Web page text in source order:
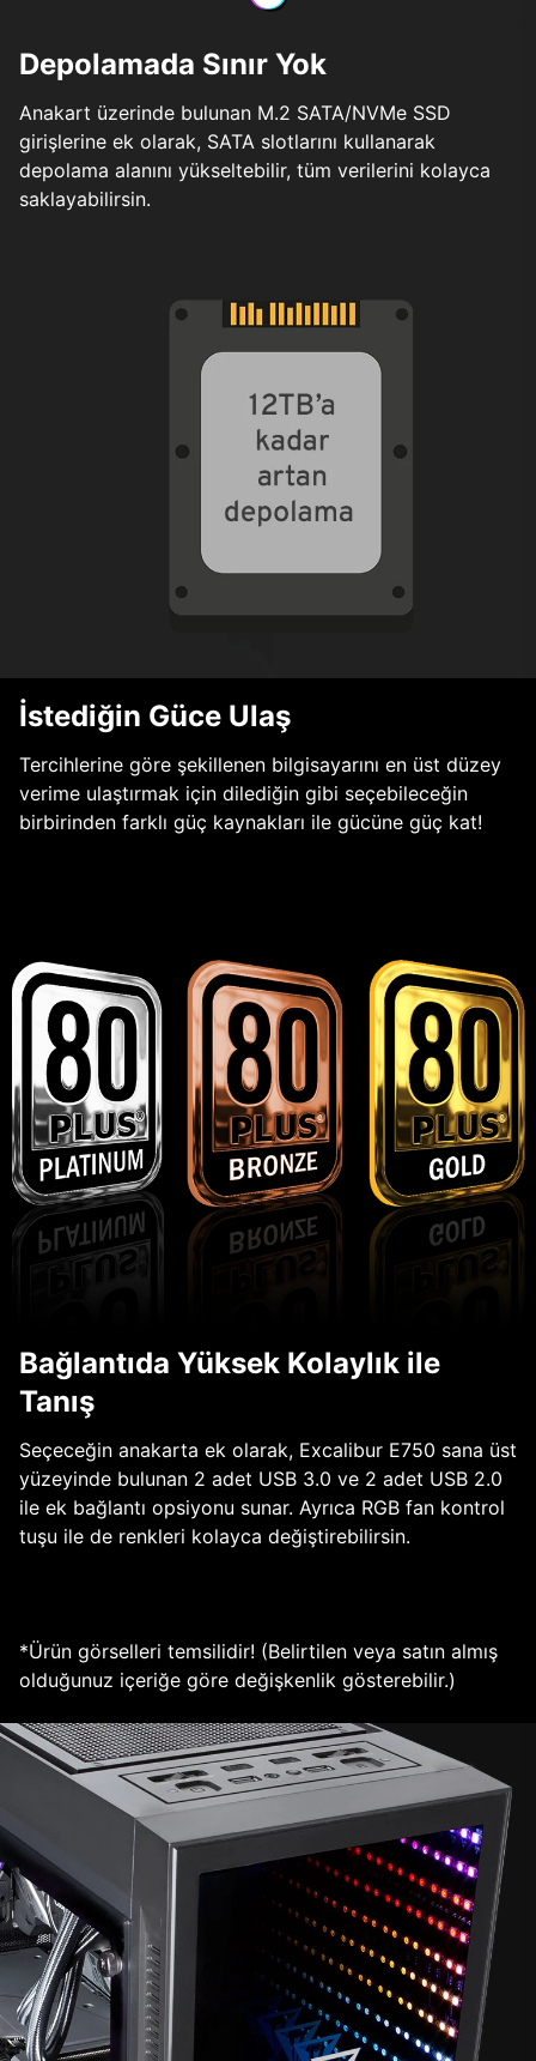
Depolamada Sınır Yok
Anakart üzerinde bulunan M.2 SATA/NVMe SSD
girişlerine ek olarak, SATA slotlarını kullanarak
depolama alanını yükseltebilir, tüm verilerini kolayca
saklayabilirsin.
İstediğin Güce Ulaş
Tercihlerine göre şekillenen bilgisayarını en üst düzey
verime ulaştırmak için dilediğin gibi seçebileceğin
birbirinden farklı güç kaynakları ile gücüne güç kat!
Bağlantıda Yüksek Kolaylık ile
Tanış
Seçeceğin anakarta ek olarak, Excalibur E750 sana üst
yüzeyinde bulunan 2 adet USB 3.0 ve 2 adet USB 2.0
ile ek bağlantı opsiyonu sunar. Ayrıca RGB fan kontrol
tuşu ile de renkleri kolayca değiştirebilirsin.
*Ürün görselleri temsilidir! (Belirtilen veya satın almış
olduğunuz içeriğe göre değişkenlik gösterebilir.)